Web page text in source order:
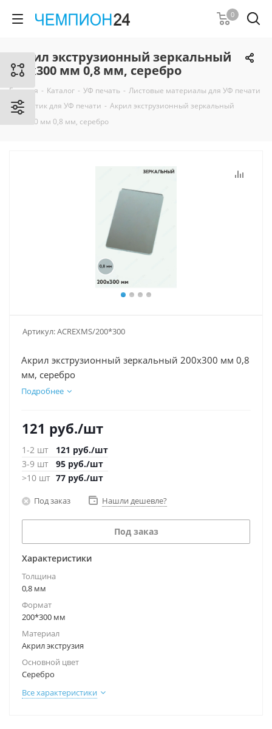
0
Акрил экструзионный зеркальный
200х300 мм 0,8 мм, серебро
Главная - Каталог - УФ печать - Листовые материалы для УФ печати
- Пластик для УФ печати - Акрил экструзионный зеркальный
200х300 мм 0,8 мм, серебро
Артикул:ACREXMS/200*300
Акрил экструзионный зеркальный 200х300 мм 0,8
мм, серебро
Подробнее
121 руб./шт
1-2 шт 121 руб./шт
3-9 шт
95 руб./шт
>10 шт 77 руб./шт
Под заказ Нашли дешевле?
Под заказ
Характеристики
Толщина
0,8 мм
Формат
200*300 мм
Материал
Акрил экструзия
Основной цвет
Серебро
Все характеристики